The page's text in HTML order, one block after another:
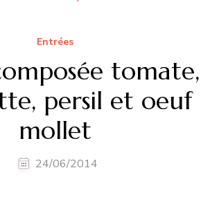
Entrées
tomate,
persil et oeuf
mollet
24/06/2014